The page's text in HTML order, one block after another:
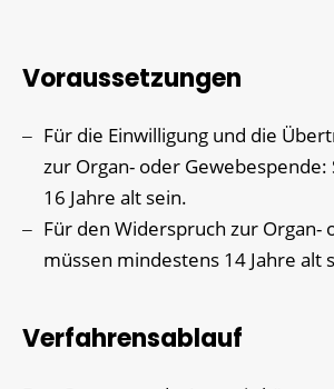
Voraussetzungen
Für die Einwilligung und die
zur Organ- oder
16 Jahre alt sein.
Für den Widerspruch zur Organ-
müssen mindestens 14 Jahre alt
Verfahrensablauf